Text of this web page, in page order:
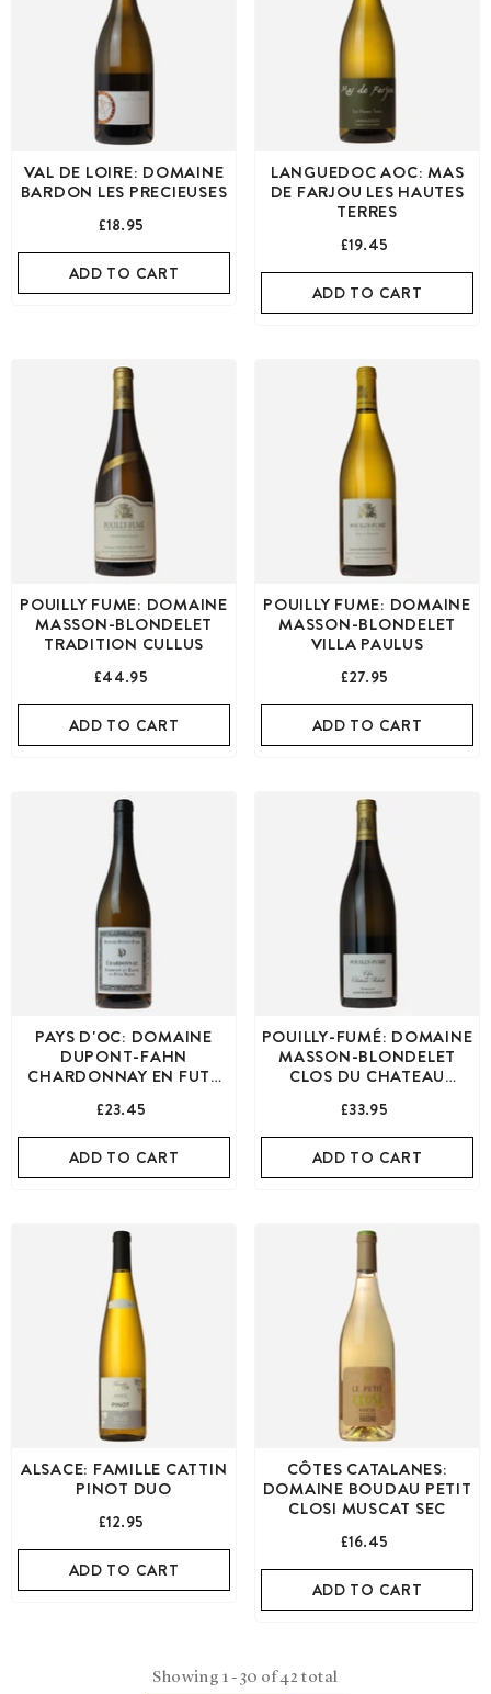
VAL DE LOIRE: DOMAINE
BARDON LES PRECIEUSES
£18.95
ADD TO CART
LANGUEDOC AOC: MAS
DE FARJOU LES HAUTES
TERRES
£19.45
ADD TO CART
POUILLY FUME: DOMAINE
MASSON-BLONDELET
TRADITION CULLUS
£44.95
ADD TO CART
POUILLY FUME: DOMAINE
MASSON-BLONDELET
VILLA PAULUS
£27.95
ADD TO CART
PAYS D'OC: DOMAINE
DUPONT-FAHN
CHARDONNAY EN FUTS
£23.45
ADD TO CART
POUILLY-FUMÉ: DOMAINE
MASSON-BLONDELET
CLOS DU CHATEAU
£33.95
ADD TO CART
ALSACE: FAMILLE CATTIN
PINOT DUO
£12.95
ADD TO CART
CÔTES CATALANES:
DOMAINE BOUDAU PETIT
CLOSI MUSCAT SEC
£16.45
ADD TO CART
Showing 1 - 30 of 42 total